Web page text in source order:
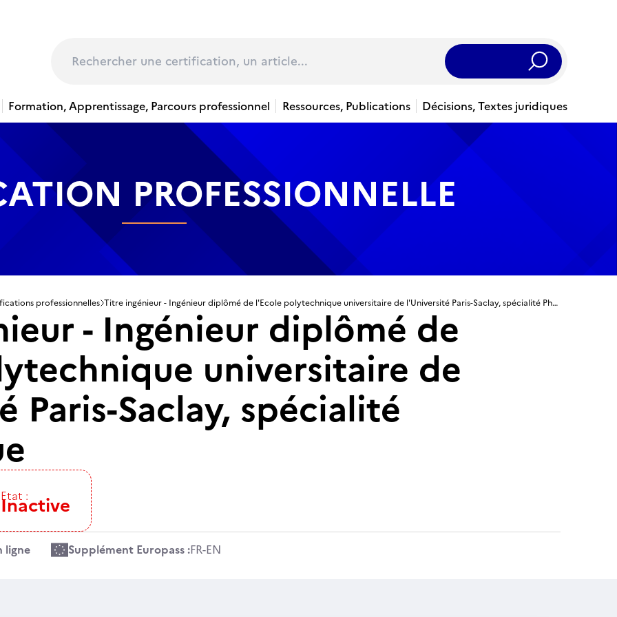
Rechercher
Formation, Apprentissage, Parcours professionnel Ressources, Publications Décisions, Textes juridiques
PROFESSIONNELLE
professionnelles Titre ingénieur - Ingénieur diplômé de l'Ecole polytechnique universitaire de l'Université Paris-Saclay, spécialité Photonique
- Ingénieur diplômé de
universitaire de
Paris-Saclay, spécialité
Etat :
Inactive
ligne Supplément Europass :FR-EN